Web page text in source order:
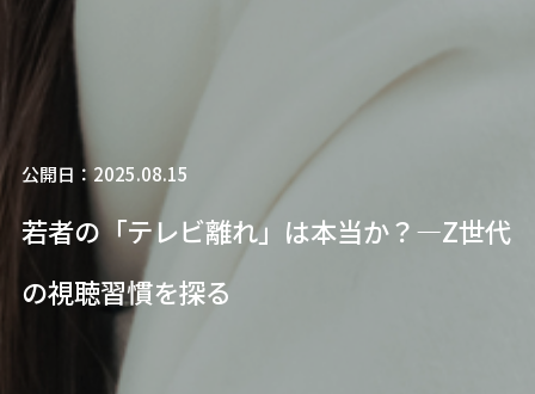
公開日：2025.08.15
若者の「テレビ離れ」は本当か？—Z世代
の視聴習慣を探る